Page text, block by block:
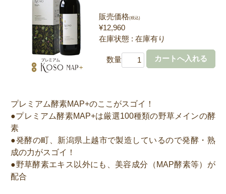
販売価格(税込)
¥12,960
在庫状態 : 在庫有り
数量
プレミアム酵素MAP+のここがスゴイ！
●プレミアム酵素MAP+は厳選100種類の野草メインの酵
素
●発酵の町、新潟県上越市で製造しているので発酵・熟
成の力がスゴイ！
●野草酵素エキス以外にも、美容成分（MAP酵素等）が
配合